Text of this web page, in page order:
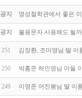
공지 명성철학관에서 좋은
공지 불용문자 사용해도 될
251 김장환, 조미영님 딸 이
250 박홍준 허인영님 아들
249 이영준 어진봉님 딸 이